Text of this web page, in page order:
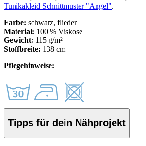
Tunikakleid Schnittmuster "Angel".
Farbe: schwarz, flieder
Material: 100 % Viskose
Gewicht: 115 g/m²
Stoffbreite: 138 cm
Pflegehinweise:
Tipps für dein Nähprojekt